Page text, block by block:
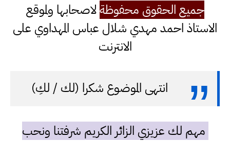
جميع الحقوق محفوظةلاصحابها ولموقع
الاستاذ احمد مهدي شلال عباس المهداوي على
الانترنت
انتهى الموضوع شكرا (لك / لكِ)
مهم لك عزيزي الزائر الكريم شرفتنا ونحب